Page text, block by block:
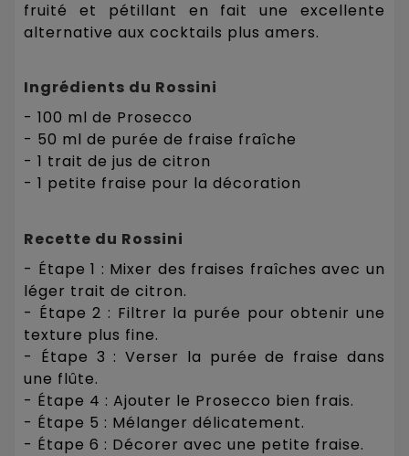
fruité et pétillant en fait une excellente
alternative aux cocktails plus amers.
Ingrédients du Rossini
- 100 ml de Prosecco
- 50 ml de purée de fraise fraîche
- 1 trait de jus de citron
- 1 petite fraise pour la décoration
Recette du Rossini
- Étape 1 : Mixer des fraises fraîches avec un
léger trait de citron.
- Étape 2 : Filtrer la purée pour obtenir une
texture plus fine.
- Étape 3 : Verser la purée de fraise dans
une flûte.
- Étape 4 : Ajouter le Prosecco bien frais.
- Étape 5 : Mélanger délicatement.
- Étape 6 : Décorer avec une petite fraise.